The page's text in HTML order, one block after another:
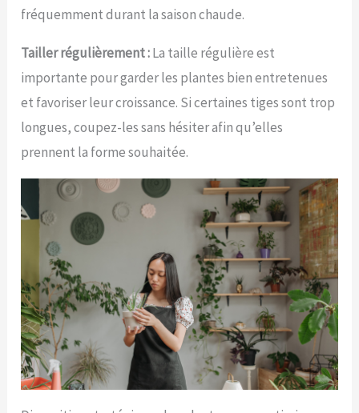
fréquemment durant la saison chaude.
Tailler régulièrement :La taille régulière est
importante pour garder les plantes bien entretenues
et favoriser leur croissance. Si certaines tiges sont trop
longues, coupez-les sans hésiter afin qu’elles
prennent la forme souhaitée.